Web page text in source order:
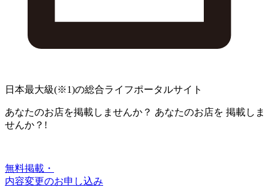
日本最大級(※1)の総合ライフポータルサイト
あなたのお店を掲載しませんか？ あなたのお店を 掲載しま
せんか？!
無料掲載・
内容変更のお申し込み